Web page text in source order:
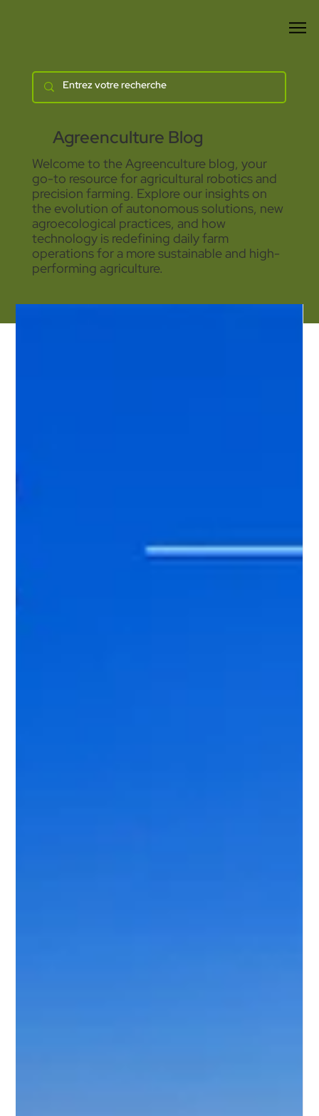
Agreenculture Blog
Welcome to the Agreenculture blog, your
go-to resource for agricultural robotics and
precision farming. Explore our insights on
the evolution of autonomous solutions, new
agroecological practices, and how
technology is redefining daily farm
operations for a more sustainable and high-
performing agriculture.